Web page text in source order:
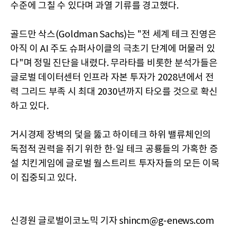
수준에 그칠 수 있다며 과열 기류를 경고했다.
골드만 삭스(Goldman Sachs)는 "전 세계 테크 진영은
아직 이 AI 주도 슈퍼사이클의 극초기 단계에 머물러 있
다"며 정밀 진단을 내렸다. 무라타를 비롯한 분석가들은
글로벌 데이터센터 인프라 자본 투자가 2028년에서 전
력 그리드 부족 시 최대 2030년까지 타오를 것으로 확신
하고 있다.
거시경제 장벽의 덫을 뚫고 하이테크 하위 밸류체인의
독점적 권력을 쥐기 위한 한·일 테크 공룡들의 가혹한 증
설 치킨게임에 글로벌 월스트리트 투자자들의 모든 이목
이 집중되고 있다.
신경원 글로벌이코노믹 기자 shincm@g-enews.com